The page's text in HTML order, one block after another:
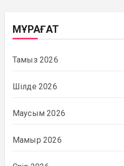
МҰРАҒАТ
Тамыз 2026
Шілде 2026
Маусым 2026
Мамыр 2026